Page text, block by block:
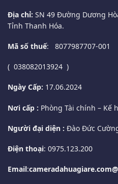
Địa chỉ: SN 49 Đường Dương
Tỉnh Thanh Hóa.
Mã số thuế: 8077987707-001
( 038082013924 )
Ngày Cấp: 17.06.2024
Nơi cấp : Phòng Tài chính – Kế
Người đại diện : Đào Đức
Điện thoại: 0975.123.200
Email: